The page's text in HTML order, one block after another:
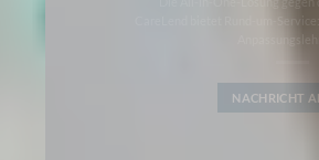
NACHRICHT AN UNS